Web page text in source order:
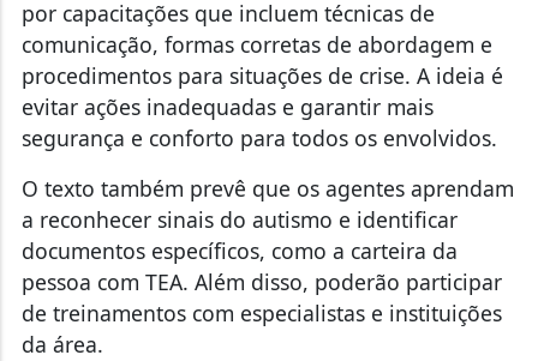
por capacitações que incluem técnicas de
comunicação, formas corretas de abordagem e
procedimentos para situações de crise. A ideia é
evitar ações inadequadas e garantir mais
segurança e conforto para todos os envolvidos.
O texto também prevê que os agentes aprendam
a reconhecer sinais do autismo e identificar
documentos específicos, como a carteira da
pessoa com TEA. Além disso, poderão participar
de treinamentos com especialistas e instituições
da área.